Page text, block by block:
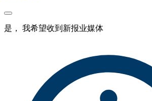
是， 我希望收到新报业媒体